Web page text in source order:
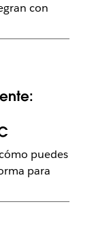
con
puedes
para